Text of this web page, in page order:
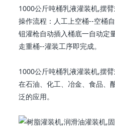
1000公斤吨桶乳液灌装机,摆
操作流程：人工上空桶--空桶
钮灌枪自动插入桶底一自动定
走重桶--灌装工序即完成。
1000公斤吨桶乳液灌装机,摆
在石油、化工、冶金、食品、
泛的应用。